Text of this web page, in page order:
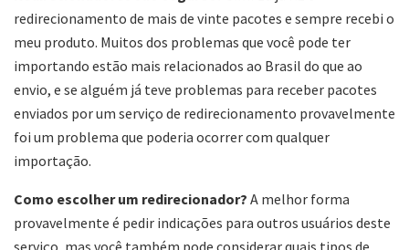
redirecionamento de mais de vinte pacotes e sempre recebi o
meu produto. Muitos dos problemas que você pode ter
importando estão mais relacionados ao Brasil do que ao
envio, e se alguém já teve problemas para receber pacotes
enviados por um serviço de redirecionamento provavelmente
foi um problema que poderia ocorrer com qualquer
importação.
Como escolher um redirecionador? A melhor forma
provavelmente é pedir indicações para outros usuários deste
serviço, mas você também pode considerar quais tipos de